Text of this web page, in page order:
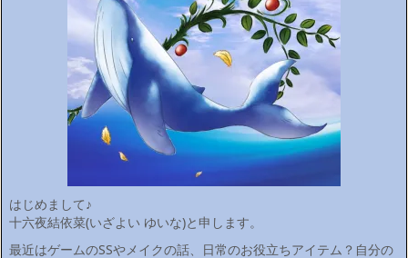
はじめまして♪
十六夜結依菜(いざよい ゆいな)と申します。
最近はゲームのSSやメイクの話、日常のお役立ちアイテム？自分の